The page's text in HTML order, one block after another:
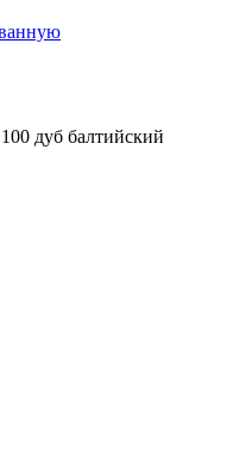
дуб балтийский